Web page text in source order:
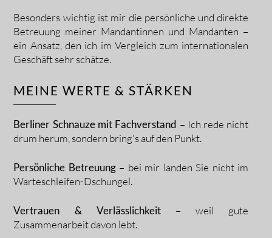
Besonders wichtig ist mir die persönliche und direkte
Betreuung meiner Mandantinnen und Mandanten –
ein Ansatz, den ich im Vergleich zum internationalen
Geschäft sehr schätze.
MEINE WERTE & STÄRKEN
Berliner Schnauze mit Fachverstand – Ich rede nicht
drum herum, sondern bring's auf den Punkt.
Persönliche Betreuung– bei mir landen Sie nicht im
Warteschleifen-Dschungel.
Vertrauen & Verlässlichkeit – weil gute
Zusammenarbeit davon lebt.